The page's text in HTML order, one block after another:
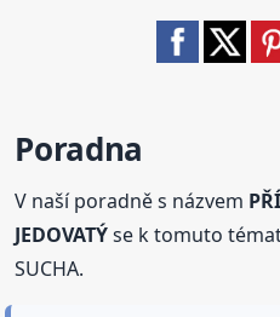
Poradna
V naší poradně s názvem
JEDOVATÝse k tomuto
SUCHA.